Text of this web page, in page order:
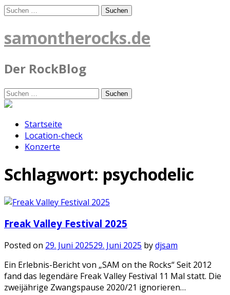
Skip
Suchen
samontherocks.de
Der RockBlog
Suchen
nach:
Startseite
Location-check
Konzerte
Schlagwort: psychodelic
Freak Valley Festival 2025
Posted on 29. Juni 202529. Juni 2025 bydjsam
Ein Erlebnis-Bericht von „SAM on the Rocks“ Seit 2012
fand das legendäre Freak Valley Festival 11 Mal statt. Die
zweijährige Zwangspause 2020/21 ignorieren…